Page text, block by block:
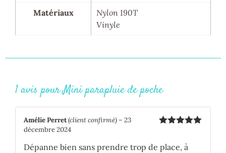
Matériaux
Nylon 190T
Vinyle
1 avis pourMini parapluie de poche
Amélie Perret(client confirmé) – 23
décembre 2024
Dépanne bien sans prendre trop de place, à